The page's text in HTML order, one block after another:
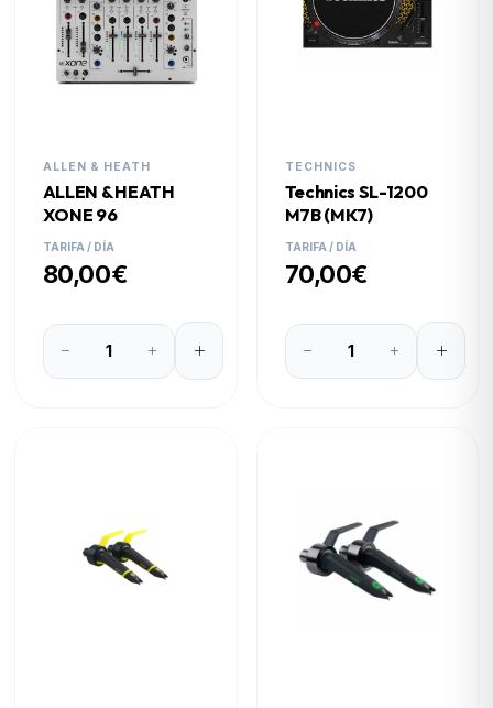
ALLEN & HEATH
ALLEN & HEATH
XONE 96
TARIFA / DÍA
80,00€
TECHNICS
Technics SL-1200
M7B (MK7)
TARIFA / DÍA
70,00€